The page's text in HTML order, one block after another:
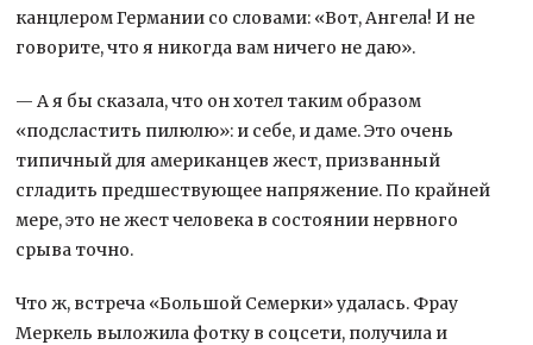
канцлером Германии со словами: «Вот, Ангела! И не
говорите, что я никогда вам ничего не даю».
— А я бы сказала, что он хотел таким образом
«подсластить пилюлю»: и себе, и даме. Это очень
типичный для американцев жест, призванный
сгладить предшествующее напряжение. По крайней
мере, это не жест человека в состоянии нервного
срыва точно.
Что ж, встреча «Большой Семерки» удалась. Фрау
Меркель выложила фотку в соцсети, получила и